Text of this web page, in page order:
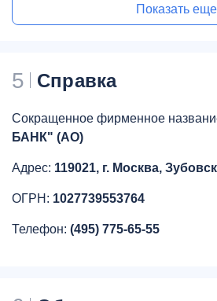
Показать еще
5 Справка
Сокращенное фирменное
БАНК" (АО)
Адрес: 119021, г. Москва,
ОГРН: 1027739553764
Телефон: (495) 775-65-55